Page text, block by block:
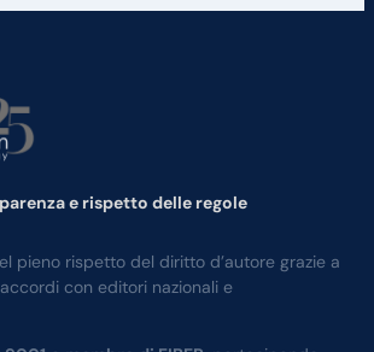
e rispetto delle regole
pieno rispetto del diritto d’autore grazie a
con editori nazionali e